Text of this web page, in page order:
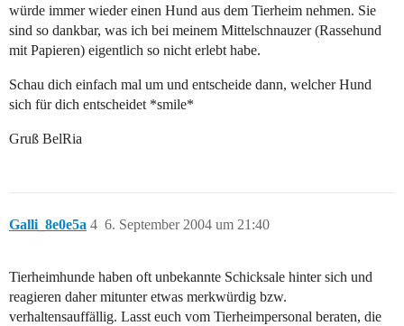
würde immer wieder einen Hund aus dem Tierheim nehmen. Sie
sind so dankbar, was ich bei meinem Mittelschnauzer (Rassehund
mit Papieren) eigentlich so nicht erlebt habe.
Schau dich einfach mal um und entscheide dann, welcher Hund
sich für dich entscheidet *smile*
Gruß BelRia
Galli_8e0e5a 6. September 2004 um 21:40
4
Tierheimhunde haben oft unbekannte Schicksale hinter sich und
reagieren daher mitunter etwas merkwürdig bzw.
verhaltensauffällig. Lasst euch vom Tierheimpersonal beraten, die